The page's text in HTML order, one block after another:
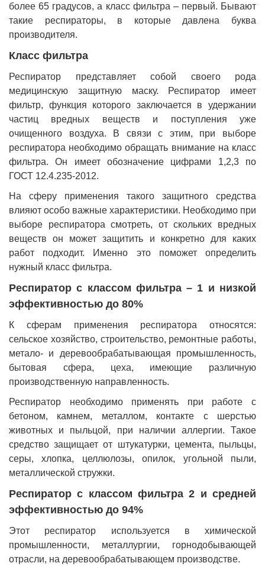
более 65 градусов, а класс фильтра – первый. Бывают
такие респираторы, в которые давлена буква
производителя.
Класс фильтра
Респиратор представляет собой своего рода
медицинскую защитную маску. Респиратор имеет
фильтр, функция которого заключается в удержании
частиц вредных веществ и поступления уже
очищенного воздуха. В связи с этим, при выборе
респиратора необходимо обращать внимание на класс
фильтра. Он имеет обозначение цифрами 1,2,3 по
ГОСТ 12.4.235-2012.
На сферу применения такого защитного средства
влияют особо важные характеристики. Необходимо при
выборе респиратора смотреть, от скольких вредных
веществ он может защитить и конкретно для каких
работ подходит. Именно это поможет определить
нужный класс фильтра.
Респиратор с классом фильтра – 1 и низкой
эффективностью до 80%
К сферам применения респиратора относятся:
сельское хозяйство, строительство, ремонтные работы,
метало- и деревообрабатывающая промышленность,
бытовая сфера, цеха, имеющие различную
производственную направленность.
Респиратор необходимо применять при работе с
бетоном, камнем, металлом, контакте с шерстью
животных и пыльцой, при наличии аллергии. Такое
средство защищает от штукатурки, цемента, пыльцы,
серы, хлопка, целлюлозы, опилок, угольной пыли,
металлической стружки.
Респиратор с классом фильтра 2 и средней
эффективностью до 94%
Этот респиратор используется в химической
промышленности, металлургии, горнодобывающей
отрасли, на деревообрабатывающем производстве.